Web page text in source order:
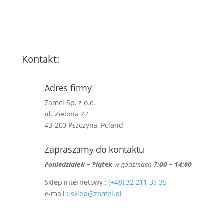
Kontakt:
Adres firmy
Zamel Sp. z o.o.
ul. Zielona 27
43-200 Pszczyna, Poland
Zapraszamy do kontaktu
Poniedziałek – Piątek w godzinach7:00 – 14:00
Sklep internetowy : (+48) 32 211 35 35
e-mail : sklep@zamel.pl